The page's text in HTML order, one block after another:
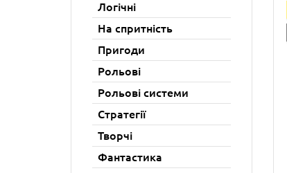
Логічні
На спритність
Пригоди
Рольові
Рольові системи
Стратегії
Творчі
Фантастика